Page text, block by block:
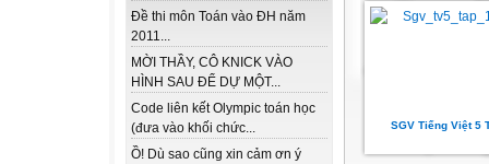
Đề thi môn Toán vào ĐH năm
2011...
MỜI THẦY, CÔ KNICK VÀO
HÌNH SAU ĐỂ DỰ MỘT...
Code liên kết Olympic toán học
(đưa vào khối chức...
Ồ! Dù sao cũng xin cảm ơn ý
SGV Tiếng Việt 5